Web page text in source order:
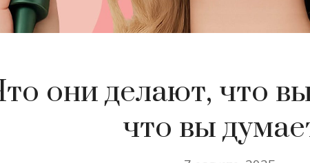
они делают, что
что вы